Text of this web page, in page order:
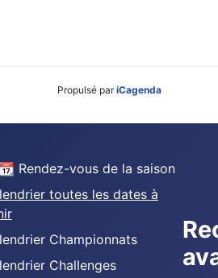
Propulsé pariCagenda
Rendez-vous de la saison
toutes les dates à
Championnats
Challenges